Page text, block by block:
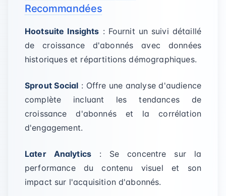
Recommandées
Hootsuite Insights : Fournit un suivi détaillé
de croissance d'abonnés avec données
historiques et répartitions démographiques.
Sprout Social : Offre une analyse d'audience
complète incluant les tendances de
croissance d'abonnés et la corrélation
d'engagement.
Later Analytics : Se concentre sur la
performance du contenu visuel et son
impact sur l'acquisition d'abonnés.